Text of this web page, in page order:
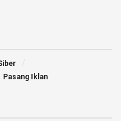
Pasang Iklan